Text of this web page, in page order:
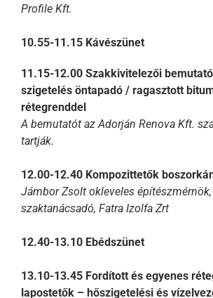
Profile Kft.
10.55-11.15 Kávészünet
11.15-12.00 Szakkivitelezői
szigetelés öntapadó / ragasztott
rétegrenddel
A bemutatót az Adorján Renova Kft.
tartják.
12.00-12.40Kompozittetők
Jámbor Zsolt okleveles
szaktanácsadó, Fatra Izolfa Zrt
12.40-13.10 Ebédszünet
13.10-13.45Fordított és egyenes
lapostetők – hőszigetelési és